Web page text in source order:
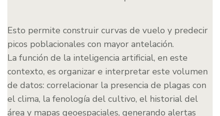
Esto permite construir curvas de vuelo y predecir
picos poblacionales con mayor antelación.
La función de la inteligencia artificial, en este
contexto, es organizar e interpretar este volumen
de datos: correlacionar la presencia de plagas con
el clima, la fenología del cultivo, el historial del
área y mapas geoespaciales, generando alertas